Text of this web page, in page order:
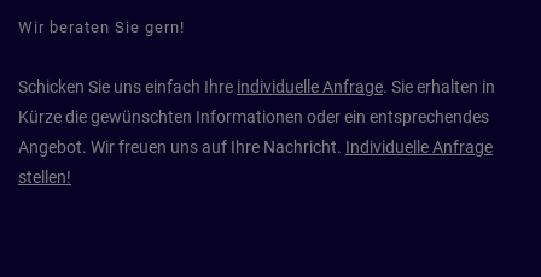
Wir beraten Sie gern!
Schicken Sie uns einfach Ihre individuelle Anfrage. Sie erhalten in
Kürze die gewünschten Informationen oder ein entsprechendes
Angebot. Wir freuen uns auf Ihre Nachricht. Individuelle Anfrage
stellen!